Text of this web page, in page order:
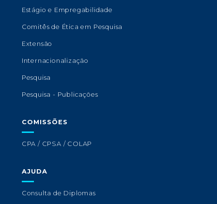
Estágio e Empregabilidade
Comitês de Ética em Pesquisa
Extensão
Internacionalização
Pesquisa
Pesquisa - Publicações
COMISSÕES
CPA / CPSA / COLAP
AJUDA
Consulta de Diplomas